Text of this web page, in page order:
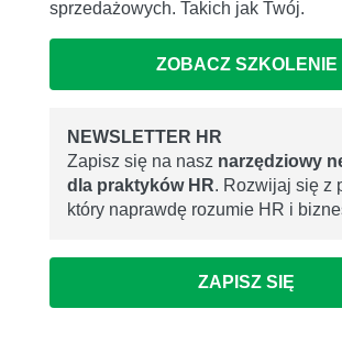
sprzedażowych. Takich jak Twój.
ZOBACZ SZKOLENIE
NEWSLETTER HR
Zapisz się na nasz narzędziowy
dla praktyków HR. Rozwijaj się z
który naprawdę rozumie HR i
ZAPISZ SIĘ